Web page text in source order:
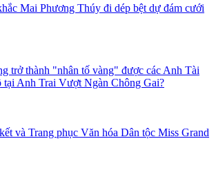
Mai Phương Thúy đi dép bệt dự đám cưới
trở thành "nhân tố vàng" được các Anh Tài
tại Anh Trai Vượt Ngàn Chông Gai?
và Trang phục Văn hóa Dân tộc Miss Grand